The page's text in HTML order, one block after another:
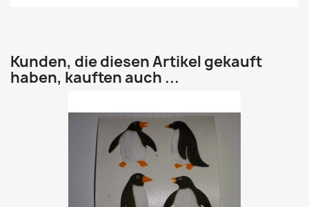
Kunden, die diesen Artikel gekauft
haben, kauften auch ...